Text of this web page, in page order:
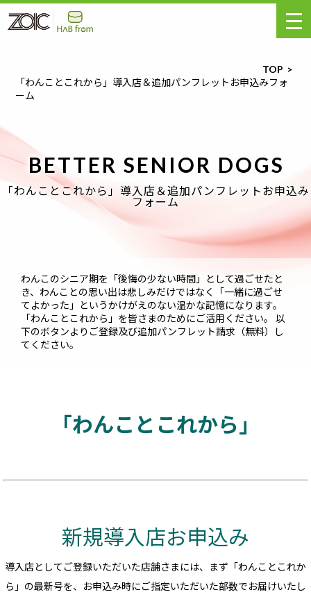
TOP
「わんことこれから」導入店＆追加パンフレットお申込みフォ
ーム
BETTER SENIOR DOGS
「わんことこれから」導入店＆追加パンフレットお申込み
フォーム
わんこのシニア期を「後悔の少ない時間」として過ごせたと
き、わんことの思い出は悲しみだけではなく「一緒に過ごせ
てよかった」というかけがえのない温かな記憶になります。
「わんことこれから」を皆さまのためにご活用ください。 以
下のボタンよりご登録及び追加パンフレット請求（無料）し
てください。
「わんことこれから」
新規導入店お申込み
導入店としてご登録いただいた店舗さまには、まず「わんことこれか
ら」の最新号を、お申込み時にご指定いただいた部数でお届けいたし